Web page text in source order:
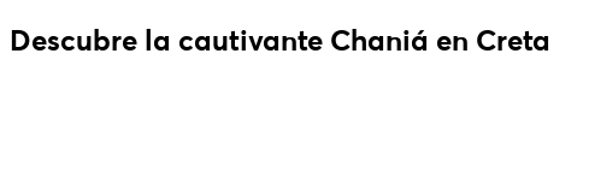
Descubre la cautivante Chaniá en Creta